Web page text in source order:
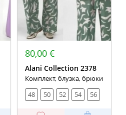
80,00 €
Alani Collection 2378
Комплект, блузка, брюки
48
50 52 54 56